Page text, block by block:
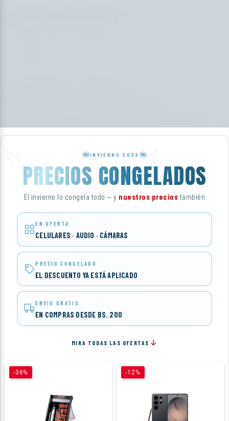
INVIERNO 2026
PRECIOS CONGELADOS
El invierno lo congela todo — y nuestros precios también
EN OFERTA
CELULARES · AUDIO · CÁMARAS
PRECIO CONGELADO
EL DESCUENTO YA ESTÁ APLICADO
ENVÍO GRATIS
EN COMPRAS DESDE BS. 200
MIRA TODAS LAS OFERTAS
-36% -12%